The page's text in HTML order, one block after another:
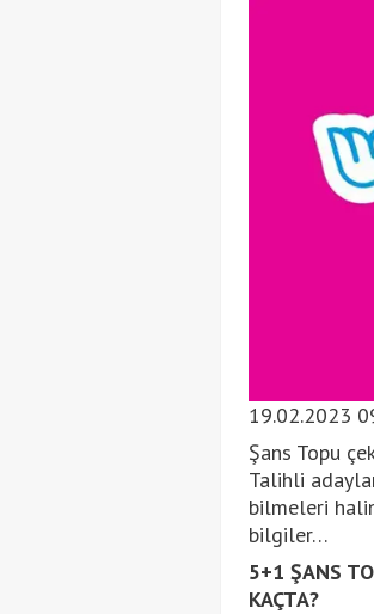
19.02.2023
Şans Topu
Talihli
bilmeleri
bilgiler…
5+1 ŞANS
KAÇTA?